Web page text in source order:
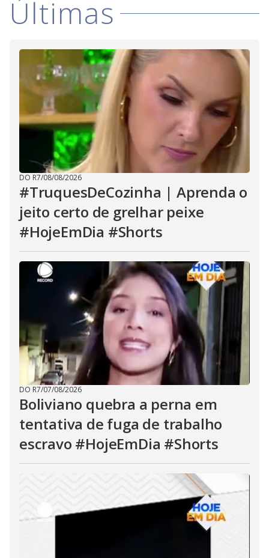
i
d
e
o
Últimas
DO R7/08/08/2026
#TruquesDeCozinha | Aprenda o
jeito certo de grelhar peixe
#HojeEmDia #Shorts
DO R7/07/08/2026
Boliviano quebra a perna em
tentativa de fuga de trabalho
escravo #HojeEmDia #Shorts